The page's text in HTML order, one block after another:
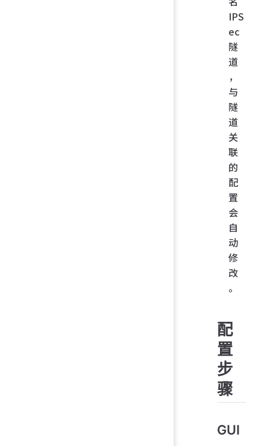
IPS
ec
隧
道
，
与
隧
道
关
联
的
配
置
会
自
动
修
改
。
配
置
步
骤
GUI